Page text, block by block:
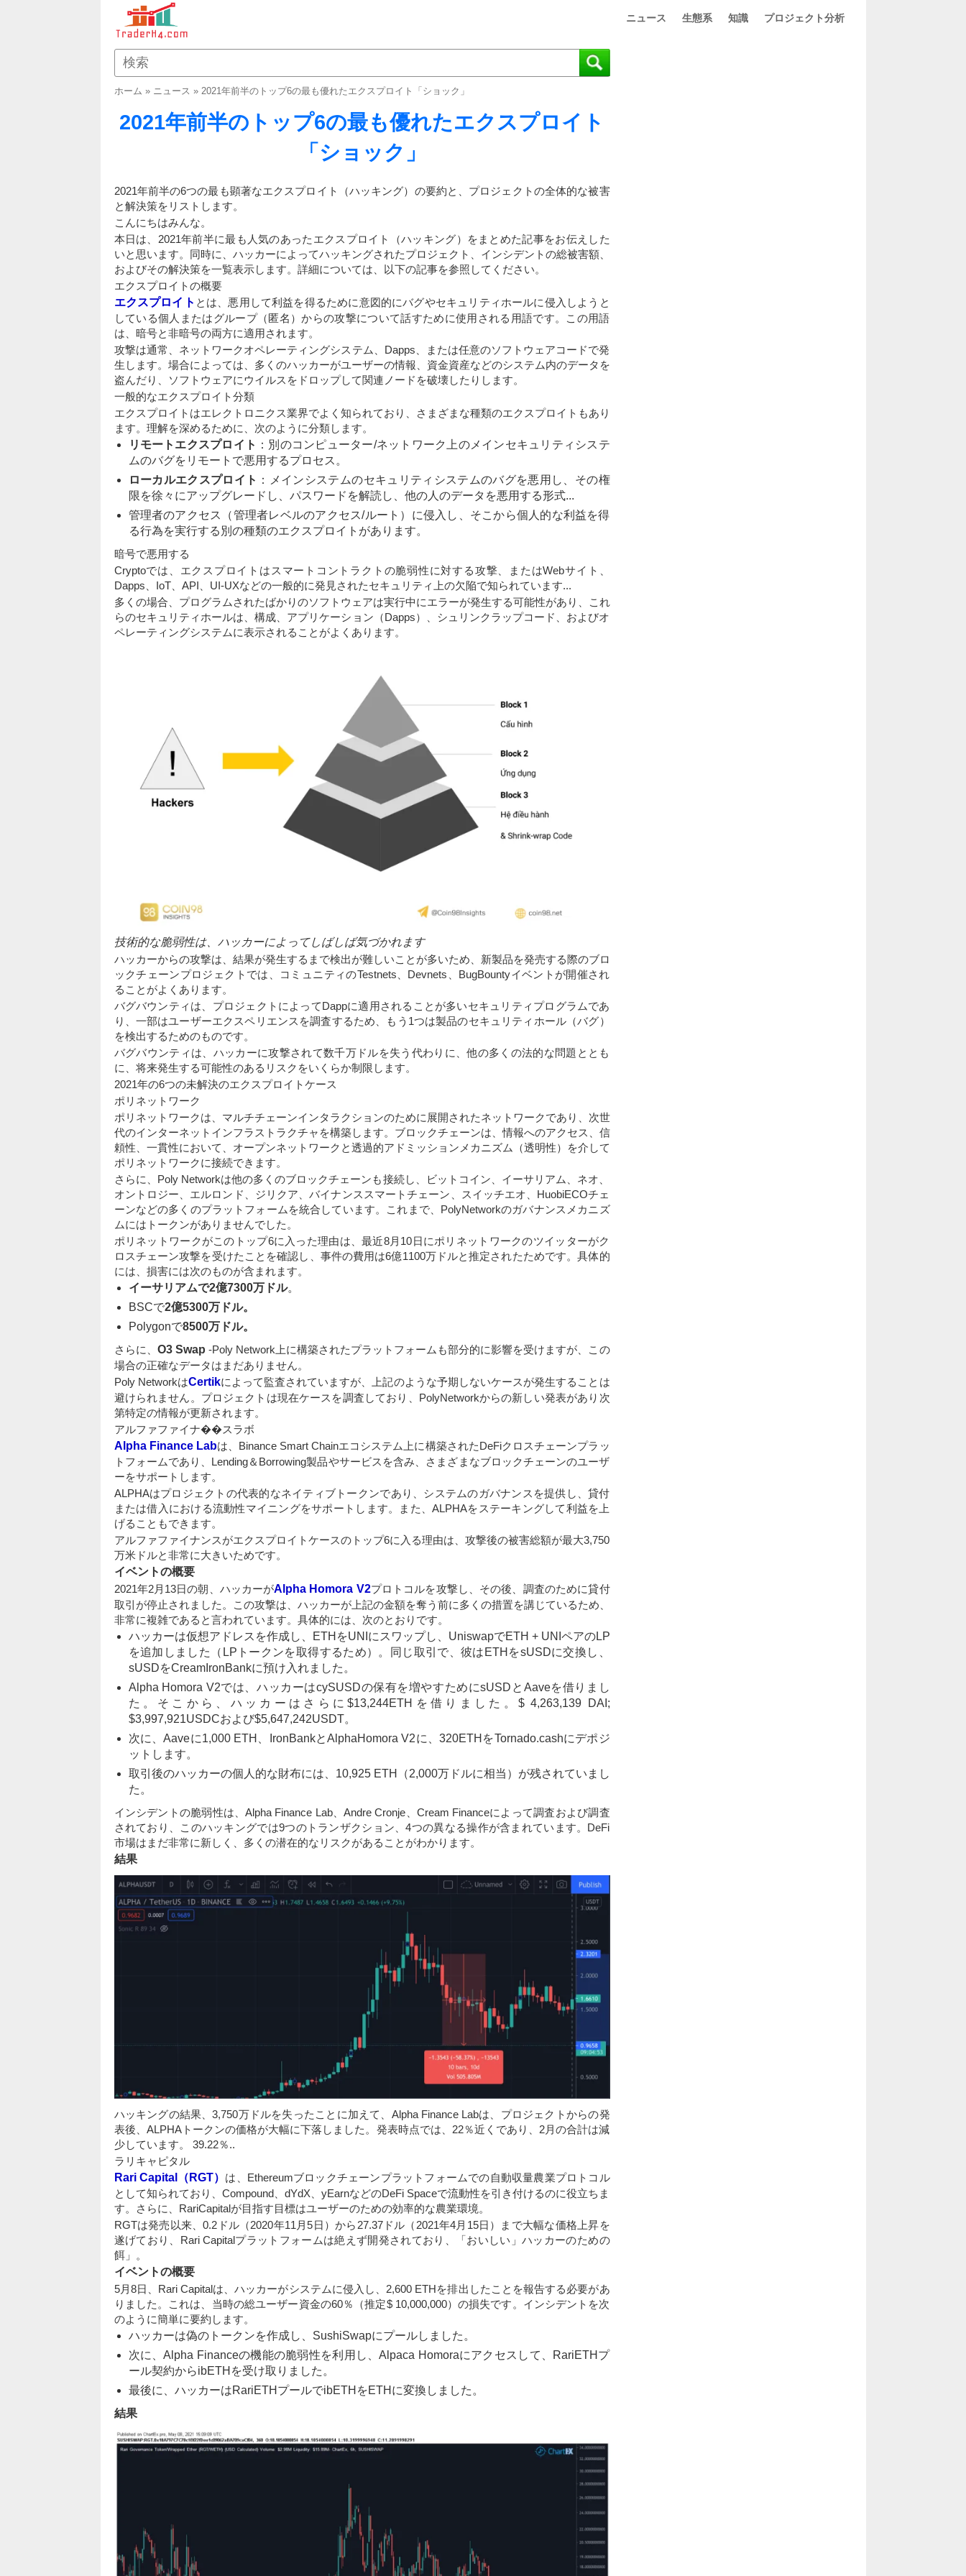
ニュース 生態系 知識 プロジェクト分析
ホーム » ニュース » 2021年前半のトップ6の最も優れたエクスプロイト「ショック」
2021年前半のトップ6の最も優れたエクスプロイト
「ショック」
2021年前半の6つの最も顕著なエクスプロイト（ハッキング）の要約と、プロジェクトの全体的な被害
と解決策をリストします。
こんにちはみんな。
本日は、2021年前半に最も人気のあったエクスプロイト（ハッキング）をまとめた記事をお伝えした
いと思います。同時に、ハッカーによってハッキングされたプロジェクト、インシデントの総被害額、
およびその解決策を一覧表示します。詳細については、以下の記事を参照してください。
エクスプロイトの概要
エクスプロイト とは、悪用して利益を得るために意図的にバグやセキュリティホールに侵入しようと
している個人またはグループ（匿名）からの攻撃について話すために使用される用語です。この用語
は、暗号と非暗号の両方に適用されます。
攻撃は通常、ネットワークオペレーティングシステム、Dapps、または任意のソフトウェアコードで発
生します。場合によっては、多くのハッカーがユーザーの情報、資金資産などのシステム内のデータを
盗んだり、ソフトウェアにウイルスをドロップして関連ノードを破壊したりします。
一般的なエクスプロイト分類
エクスプロイトはエレクトロニクス業界でよく知られており、さまざまな種類のエクスプロイトもあり
ます。理解を深めるために、次のように分類します。
リモートエクスプロイト ：別のコンピューター/ネットワーク上のメインセキュリティシステ
ムのバグをリモートで悪用するプロセス。
ローカルエクスプロイト ：メインシステムのセキュリティシステムのバグを悪用し、その権
限を徐々にアップグレードし、パスワードを解読し、他の人のデータを悪用する形式...
管理者のアクセス（管理者レベルのアクセス/ルート）に侵入し、そこから個人的な利益を得
る行為を実行する別の種類のエクスプロイトがあります。
暗号で悪用する
Cryptoでは、エクスプロイトはスマートコントラクトの脆弱性に対する攻撃、またはWebサイト、
Dapps、IoT、API、UI-UXなどの一般的に発見されたセキュリティ上の欠陥で知られています...
多くの場合、プログラムされたばかりのソフトウェアは実行中にエラーが発生する可能性があり、これ
らのセキュリティホールは、構成、アプリケーション（Dapps）、シュリンクラップコード、およびオ
ペレーティングシステムに表示されることがよくあります。
技術的な脆弱性は、ハッカーによってしばしば気づかれます
ハッカーからの攻撃は、結果が発生するまで検出が難しいことが多いため、新製品を発売する際のブロ
ックチェーンプロジェクトでは、コミュニティのTestnets、Devnets、BugBountyイベントが開催され
ることがよくあります。
バグバウンティは、プロジェクトによってDappに適用されることが多いセキュリティプログラムであ
り、一部はユーザーエクスペリエンスを調査するため、もう1つは製品のセキュリティホール（バグ）
を検出するためのものです。
バグバウンティは、ハッカーに攻撃されて数千万ドルを失う代わりに、他の多くの法的な問題ととも
に、将来発生する可能性のあるリスクをいくらか制限します。
2021年の6つの未解決のエクスプロイトケース
ポリネットワーク
ポリネットワークは、マルチチェーンインタラクションのために展開されたネットワークであり、次世
代のインターネットインフラストラクチャを構築します。ブロックチェーンは、情報へのアクセス、信
頼性、一貫性において、オープンネットワークと透過的アドミッションメカニズム（透明性）を介して
ポリネットワークに接続できます。
さらに、Poly Networkは他の多くのブロックチェーンも接続し、ビットコイン、イーサリアム、ネオ、
オントロジー、エルロンド、ジリクア、バイナンススマートチェーン、スイッチエオ、HuobiECOチェ
ーンなどの多くのプラットフォームを統合しています。これまで、PolyNetworkのガバナンスメカニズ
ムにはトークンがありませんでした。
ポリネットワークがこのトップ6に入った理由は、最近8月10日にポリネットワークのツイッターがク
ロスチェーン攻撃を受けたことを確認し、事件の費用は6億1100万ドルと推定されたためです。具体的
には、損害には次のものが含まれます。
イーサリアムで2億7300万ドル。
BSCで2億5300万ドル。
Polygonで8500万ドル。
さらに、 O3 Swap -Poly Network上に構築されたプラットフォームも部分的に影響を受けますが、この
場合の正確なデータはまだありません。
Poly NetworkはCertikによって監査されていますが、上記のような予期しないケースが発生することは
避けられません。プロジェクトは現在ケースを調査しており、PolyNetworkからの新しい発表があり次
第特定の情報が更新されます。
アルファファイナ��スラボ
Alpha Finance Labは、Binance Smart Chainエコシステム上に構築されたDeFiクロスチェーンプラッ
トフォームであり、Lending＆Borrowing製品やサービスを含み、さまざまなブロックチェーンのユーザ
ーをサポートします。
ALPHAはプロジェクトの代表的なネイティブトークンであり、システムのガバナンスを提供し、貸付
または借入における流動性マイニングをサポートします。また、ALPHAをステーキングして利益を上
げることもできます。
アルファファイナンスがエクスプロイトケースのトップ6に入る理由は、攻撃後の被害総額が最大3,750
万米ドルと非常に大きいためです。
イベントの概要
2021年2月13日の朝、ハッカーがAlpha Homora V2プロトコルを攻撃し、その後、調査のために貸付
取引が停止されました。この攻撃は、ハッカーが上記の金額を奪う前に多くの措置を講じているため、
非常に複雑であると言われています。具体的には、次のとおりです。
ハッカーは仮想アドレスを作成し、ETHをUNIにスワップし、UniswapでETH + UNIペアのLP
を追加しました（LPトークンを取得するため）。同じ取引で、彼はETHをsUSDに交換し、
sUSDをCreamIronBankに預け入れました。
Alpha Homora V2では、ハッカーはcySUSDの保有を増やすためにsUSDとAaveを借りまし
た。そこから、ハッカーはさらに$13,244ETHを借りました。$ 4,263,139 DAI;
$3,997,921USDCおよび$5,647,242USDT。
次に、Aaveに1,000 ETH、IronBankとAlphaHomora V2に、320ETHをTornado.cashにデポジ
ットします。
取引後のハッカーの個人的な財布には、10,925 ETH（2,000万ドルに相当）が残されていまし
た。
インシデントの脆弱性は、Alpha Finance Lab、Andre Cronje、Cream Financeによって調査および調査
されており、このハッキングでは9つのトランザクション、4つの異なる操作が含まれています。DeFi
市場はまだ非常に新しく、多くの潜在的なリスクがあることがわかります。
結果
ハッキングの結果、3,750万ドルを失ったことに加えて、Alpha Finance Labは、プロジェクトからの発
表後、ALPHAトークンの価格が大幅に下落しました。発表時点では、22％近くであり、2月の合計は減
少しています。 39.22％..
ラリキャピタル
Rari Capital（RGT） は、Ethereumブロックチェーンプラットフォームでの自動収量農業プロトコル
として知られており、Compound、dYdX、yEarnなどのDeFi Spaceで流動性を引き付けるのに役立ちま
す。さらに、RariCapitalが目指す目標はユーザーのための効率的な農業環境。
RGTは発売以来、0.2ドル（2020年11月5日）から27.37ドル（2021年4月15日）まで大幅な価格上昇を
遂げており、Rari Capitalプラットフォームは絶えず開発されており、「おいしい」ハッカーのための
餌」。
イベントの概要
5月8日、Rari Capitalは、ハッカーがシステムに侵入し、2,600 ETHを排出したことを報告する必要があ
りました。これは、当時の総ユーザー資金の60％（推定$ 10,000,000）の損失です。インシデントを次
のように簡単に要約します。
ハッカーは偽のトークンを作成し、SushiSwapにプールしました。
次に、Alpha Financeの機能の脆弱性を利用し、Alpaca Homoraにアクセスして、RariETHプ
ール契約からibETHを受け取りました。
最後に、ハッカーはRariETHプールでibETHをETHに変換しました。
結果